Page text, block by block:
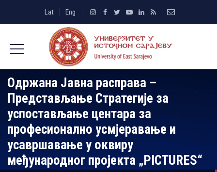
Lat Eng
Одржана Јавна расправа –
Представљање Стратегије за
успостављање центара за
професионално усмјеравање и
усавршавање у оквиру
међународног пројекта „PICTURES“